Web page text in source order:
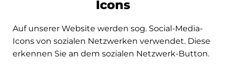
Icons
Auf unserer Website werden sog. Social-Media-
Icons von sozialen Netzwerken verwendet. Diese
erkennen Sie an dem sozialen Netzwerk-Button.